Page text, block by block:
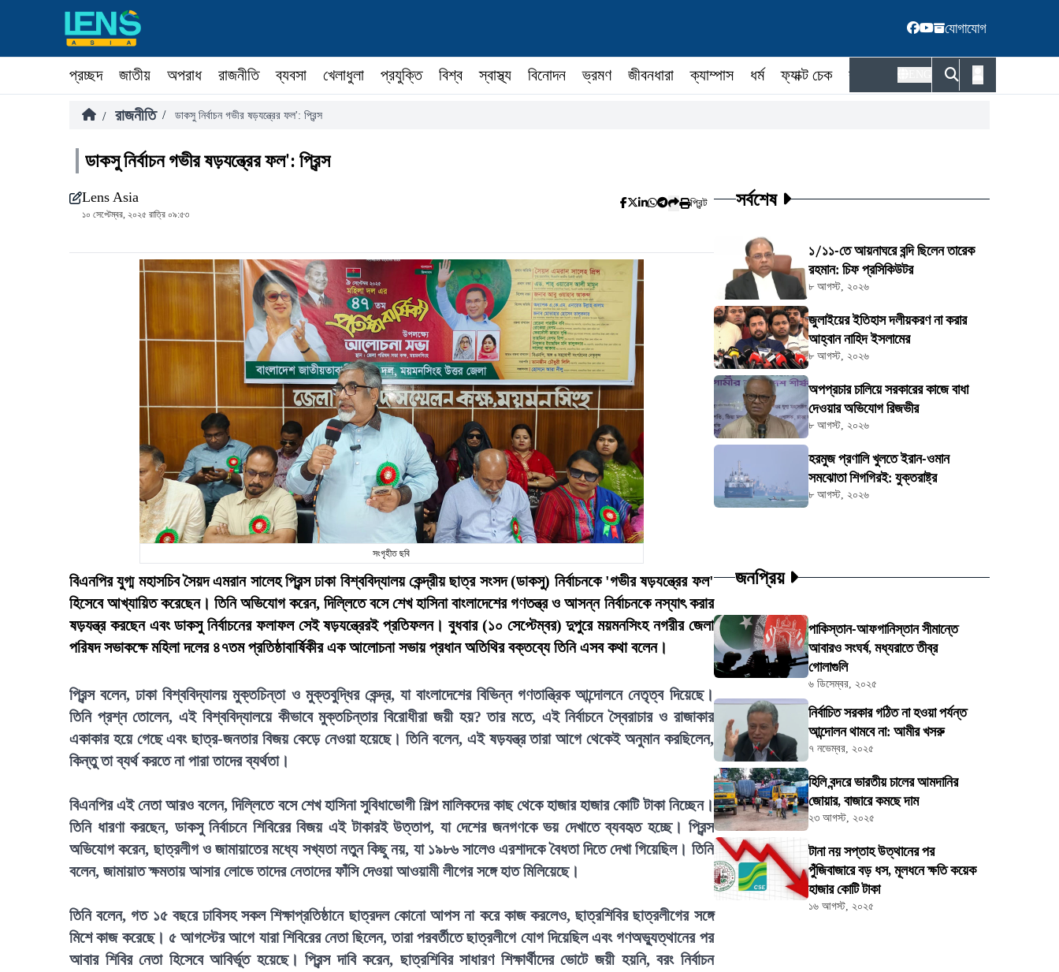
যোগাযোগ
প্রচ্ছদ জাতীয় অপরাধ রাজনীতি ব্যবসা খেলাধুলা প্রযুক্তি বিশ্ব স্বাস্থ্য বিনোদন ভ্রমণ জীবনধারা ক্যাম্পাস ধর্ম ফ্যাক্ট চেক কর্মকর্তা
/ রাজনীতি / ডাকসু নির্বাচন গভীর ষড়যন্ত্রের ফল': প্রিন্স
ডাকসু নির্বাচন গভীর ষড়যন্ত্রের ফল': প্রিন্স
Lens Asia
১০ সেপ্টেম্বর, ২০২৫ রাত্রি ০৯:৫৩
প্রিন্ট
সংগৃহীত ছবি
বিএনপির যুগ্ম মহাসচিব সৈয়দ এমরান সালেহ প্রিন্স ঢাকা বিশ্ববিদ্যালয় কেন্দ্রীয় ছাত্র সংসদ (ডাকসু) নির্বাচনকে 'গভীর ষড়যন্ত্রের ফল'
হিসেবে আখ্যায়িত করেছেন। তিনি অভিযোগ করেন, দিল্লিতে বসে শেখ হাসিনা বাংলাদেশের গণতন্ত্র ও আসন্ন নির্বাচনকে নস্যাৎ করার
ষড়যন্ত্র করছেন এবং ডাকসু নির্বাচনের ফলাফল সেই ষড়যন্ত্রেরই প্রতিফলন। বুধবার (১০ সেপ্টেম্বর) দুপুরে ময়মনসিংহ নগরীর জেলা
পরিষদ সভাকক্ষে মহিলা দলের ৪৭তম প্রতিষ্ঠাবার্ষিকীর এক আলোচনা সভায় প্রধান অতিথির বক্তব্যে তিনি এসব কথা বলেন।
প্রিন্স বলেন, ঢাকা বিশ্ববিদ্যালয় মুক্তচিন্তা ও মুক্তবুদ্ধির কেন্দ্র, যা বাংলাদেশের বিভিন্ন গণতান্ত্রিক আন্দোলনে নেতৃত্ব দিয়েছে।
তিনি প্রশ্ন তোলেন, এই বিশ্ববিদ্যালয়ে কীভাবে মুক্তচিন্তার বিরোধীরা জয়ী হয়? তার মতে, এই নির্বাচনে স্বৈরাচার ও রাজাকার
একাকার হয়ে গেছে এবং ছাত্র-জনতার বিজয় কেড়ে নেওয়া হয়েছে। তিনি বলেন, এই ষড়যন্ত্র তারা আগে থেকেই অনুমান করছিলেন,
কিন্তু তা ব্যর্থ করতে না পারা তাদের ব্যর্থতা।
বিএনপির এই নেতা আরও বলেন, দিল্লিতে বসে শেখ হাসিনা সুবিধাভোগী শিল্প মালিকদের কাছ থেকে হাজার হাজার কোটি টাকা নিচ্ছেন।
তিনি ধারণা করছেন, ডাকসু নির্বাচনে শিবিরের বিজয় এই টাকারই উত্তাপ, যা দেশের জনগণকে ভয় দেখাতে ব্যবহৃত হচ্ছে। প্রিন্স
অভিযোগ করেন, ছাত্রলীগ ও জামায়াতের মধ্যে সখ্যতা নতুন কিছু নয়, যা ১৯৮৬ সালেও এরশাদকে বৈধতা দিতে দেখা গিয়েছিল। তিনি
বলেন, জামায়াত ক্ষমতায় আসার লোভে তাদের নেতাদের ফাঁসি দেওয়া আওয়ামী লীগের সঙ্গে হাত মিলিয়েছে।
তিনি বলেন, গত ১৫ বছরে ঢাবিসহ সকল শিক্ষাপ্রতিষ্ঠানে ছাত্রদল কোনো আপস না করে কাজ করলেও, ছাত্রশিবির ছাত্রলীগের সঙ্গে
মিশে কাজ করেছে। ৫ আগস্টের আগে যারা শিবিরের নেতা ছিলেন, তারা পরবর্তীতে ছাত্রলীগে যোগ দিয়েছিল এবং গণঅভ্যুত্থানের পর
আবার শিবির নেতা হিসেবে আবির্ভূত হয়েছে। প্রিন্স দাবি করেন, ছাত্রশিবির সাধারণ শিক্ষার্থীদের ভোটে জয়ী হয়নি, বরং নির্বাচন
সর্বশেষ
১/১১-তে আয়নাঘরে বন্দি ছিলেন তারেক
রহমান: চিফ প্রসিকিউটর
৮ আগস্ট, ২০২৬
জুলাইয়ের ইতিহাস দলীয়করণ না করার
আহ্বান নাহিদ ইসলামের
৮ আগস্ট, ২০২৬
অপপ্রচার চালিয়ে সরকারের কাজে বাধা
দেওয়ার অভিযোগ রিজভীর
৮ আগস্ট, ২০২৬
হরমুজ প্রণালি খুলতে ইরান-ওমান
সমঝোতা শিগগিরই: যুক্তরাষ্ট্র
৮ আগস্ট, ২০২৬
জনপ্রিয়
পাকিস্তান-আফগানিস্তান সীমান্তে
আবারও সংঘর্ষ, মধ্যরাতে তীব্র
গোলাগুলি
৬ ডিসেম্বর, ২০২৫
নির্বাচিত সরকার গঠিত না হওয়া পর্যন্ত
আন্দোলন থামবে না: আমীর খসরু
৭ নভেম্বর, ২০২৫
হিলি বন্দরে ভারতীয় চালের আমদানির
জোয়ার, বাজারে কমছে দাম
২৩ আগস্ট, ২০২৫
টানা নয় সপ্তাহ উত্থানের পর
পুঁজিবাজারে বড় ধস, মূলধনে ক্ষতি কয়েক
হাজার কোটি টাকা
১৬ আগস্ট, ২০২৫